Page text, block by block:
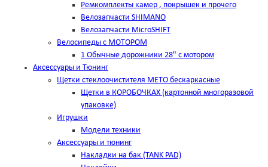
Ремкомплекты камер , покрышек и прочего
Велозапчасти SHIMANO
Велозапчасти MicroSHIFT
Велосипеды с МОТОРОМ
1 Обычные дорожники 28" с мотором
Аксессуары и Тюнинг
Щетки стеклоочистителя METO бескаркасные
Щетки в КОРОБОЧКАХ (картонной многоразовой
упаковке)
Игрушки
Модели техники
Аксессуары и тюнинг
Накладки на бак (TANK PAD)